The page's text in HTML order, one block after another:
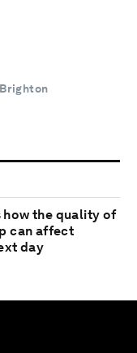
how the quality of
can affect
day